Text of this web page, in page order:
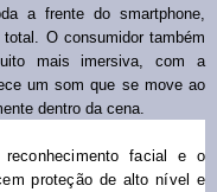
a frente do smartphone,
O consumidor também
mais imersiva, com a
um som que se move ao
dentro da cena.
facial e o
proteção de alto nível e